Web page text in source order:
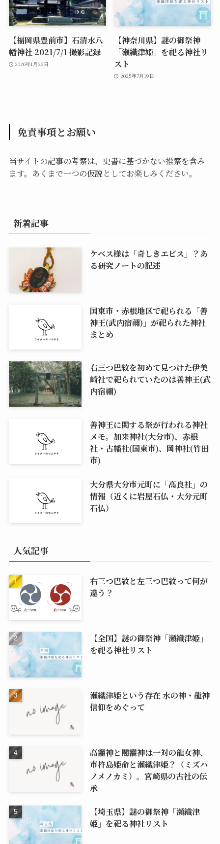
【福岡県豊前市】石清水八
幡神社 2021/7/1 撮影記録
2026年1月22日
【神奈川県】謎の御祭神
「瀬織津姫」を祀る神社リ
スト
2025年7月19日
免責事項とお願い
当サイトの記事の考察は、史書に基づかない推察を含み
ます。あくまで一つの仮説としてお楽しみください。
新着記事
ケベス様は「奇しきエビス」？あ
る研究ノートの記述
国東市・赤根地区で祀られる「善
神王(武内宿禰)」が祀られた神社
まとめ
右三つ巴紋を初めて見つけた伊美
崎社で祀られていたのは善神王(武
内宿禰)
善神王に関する祭が行われる神社
メモ。加来神社(大分市)、赤根
社・古幡社(国東市)、岡神社(竹田
市)
大分県大分市元町に「高良社」の
情報（近くに岩屋石仏・大分元町
石仏）
人気記事
右三つ巴紋と左三つ巴紋って何が
違う？
【全国】謎の御祭神「瀬織津姫」
を祀る神社リスト
瀬織津姫という存在 水の神・龍神
信仰をめぐって
高龗神と闇龗神は一対の龍女神、
市杵島姫命と瀬織津姫？（ミズハ
ノメノカミ）。宮崎県の古社の伝
承
【埼玉県】謎の御祭神「瀬織津
姫」を祀る神社リスト